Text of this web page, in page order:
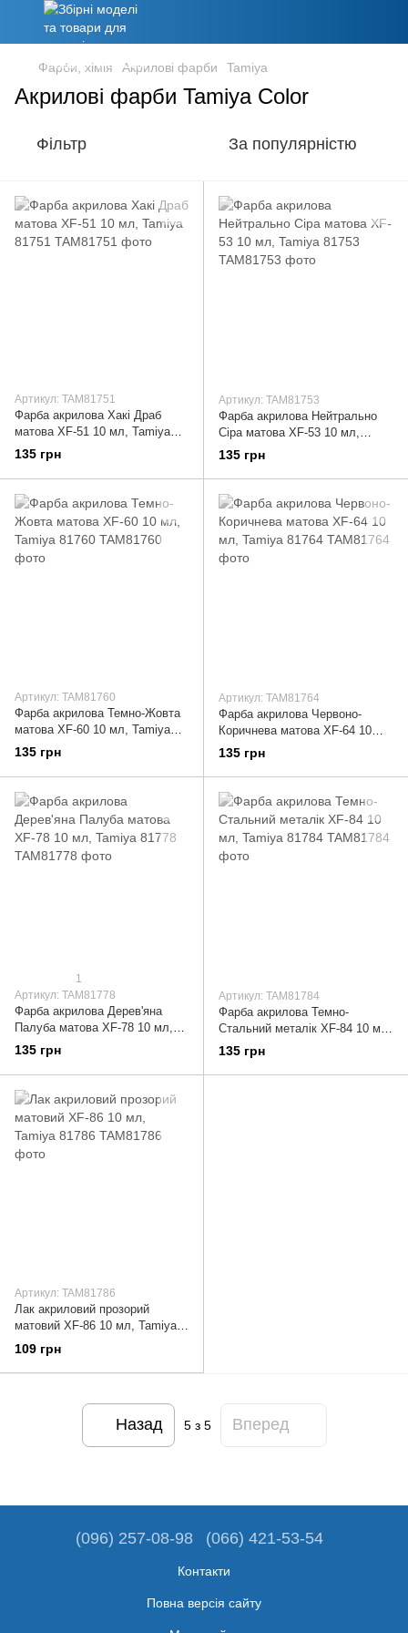
Фарби, хімія Акрилові фарби Tamiya
Акрилові фарби Tamiya Color
Фільтр За популярністю
Артикул: TAM81751
Фарба акрилова Хакі Драб
матова XF-51 10 мл, Tamiya
81751
135 грн
Артикул: TAM81753
Фарба акрилова Нейтрально
Сіра матова XF-53 10 мл,
Tamiya 81753
135 грн
Артикул: TAM81760
Фарба акрилова Темно-Жовта
матова XF-60 10 мл, Tamiya
81760
135 грн
Артикул: TAM81764
Фарба акрилова Червоно-
Коричнева матова XF-64 10
мл, Tamiya 81764
135 грн
1
Артикул: TAM81778
Фарба акрилова Дерев'яна
Палуба матова XF-78 10 мл,
Tamiya 81778
135 грн
Артикул: TAM81784
Фарба акрилова Темно-
Стальний металік XF-84 10 мл,
Tamiya 81784
135 грн
Артикул: TAM81786
Лак акриловий прозорий
матовий XF-86 10 мл, Tamiya
81786
109 грн
Назад 5з 5 Вперед
(096) 257-08-98 (066) 421-53-54
Контакти
Повна версія сайту